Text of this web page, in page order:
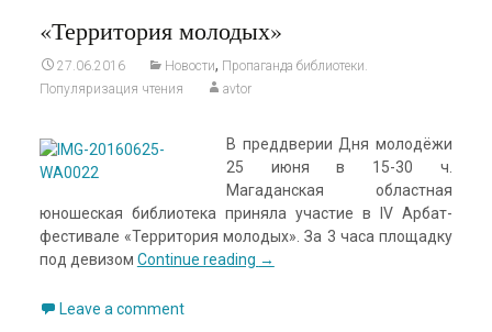
«Территория молодых»
27.06.2016 Новости, Пропаганда библиотеки.
Популяризация чтения
avtor
В преддверии Дня молодёжи
25 июня в 15-30 ч.
Магаданская областная
юношеская библиотека приняла участие в IV Арбат-
фестивале «Территория молодых». За 3 часа площадку
под девизом Continue reading →
Leave a comment